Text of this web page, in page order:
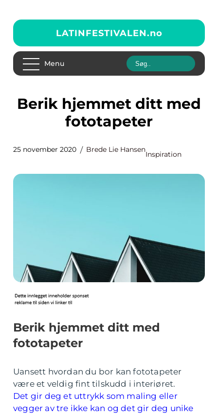
LATINFESTIVALEN.no
Menu
Berik hjemmet ditt med
fototapeter
25 november 2020 Brede Lie Hansen
Inspiration
Berik hjemmet ditt med
fototapeter
Uansett hvordan du bor kan fototapeter
være et veldig fint tilskudd i interiøret.
Det gir deg et uttrykk som maling eller
vegger av tre ikke kan og det gir deg unike